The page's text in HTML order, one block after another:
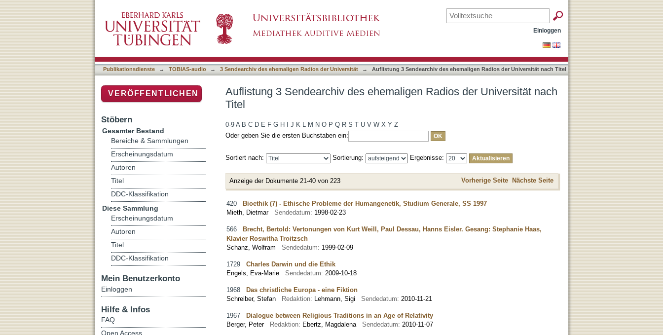
Auflistung 3 Sendearchiv des ehemaligen Radios der Universität nach Titel
Einloggen
Publikationsdienste → TOBIAS-audio → 3 Sendearchiv des ehemaligen Radios der Universität → Auflistung 3 Sendearchiv des ehemaligen Radios der Universität nach Titel
Auflistung 3 Sendearchiv des ehemaligen Radios der Universität nach
Titel
0-9 A B C D E F G H J K L M N O P Q R S T U V W X Y Z
Oder geben Sie die ersten Buchstaben ein:
Sortiert nach: Sortierung: Ergebnisse:
Anzeige der Dokumente 21-40 von 223 Vorherige Seite Nächste Seite
420 Bioethik (7) - Ethische Probleme der Humangenetik, Studium Generale, SS 1997
Mieth, Dietmar
Sendedatum: 1998-02-23
566 Brecht, Bertold: Vertonungen von Kurt Weill, Paul Dessau, Hanns Eisler. Gesang: Stephanie Haas,
Klavier Roswitha Troitzsch
Schanz, Wolfram
Sendedatum: 1999-02-09
1729 Charles Darwin und die Ethik
Engels, Eva-Marie
Sendedatum: 2009-10-18
1968 Das christliche Europa - eine Fiktion
Schreiber, Stefan
Redaktion: Lehmann, Sigi Sendedatum: 2010-11-21
1967 Dialogue between Religious Traditions in an Age of Relativity
Berger, Peter
Redaktion: Ebertz, Magdalena Sendedatum: 2010-11-07
VERÖFFENTLICHEN
Stöbern
Gesamter Bestand
Bereiche & Sammlungen
Erscheinungsdatum
Autoren
Titel
DDC-Klassifikation
Diese Sammlung
Erscheinungsdatum
Autoren
Titel
DDC-Klassifikation
Mein Benutzerkonto
Einloggen
Hilfe & Infos
FAQ
Open Access